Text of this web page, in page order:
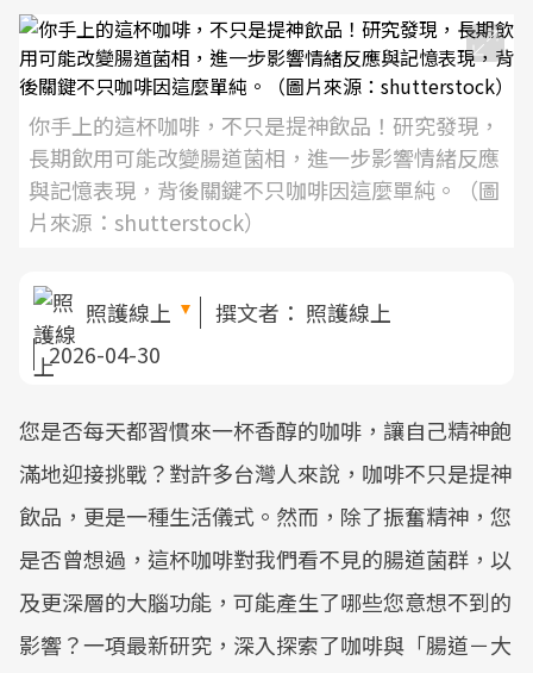
你手上的這杯咖啡，不只是提神飲品！研究發現，
長期飲用可能改變腸道菌相，進一步影響情緒反應
與記憶表現，背後關鍵不只咖啡因這麼單純。（圖
片來源：shutterstock）
照護線上 撰文者： 照護線上
2026-04-30
您是否每天都習慣來一杯香醇的咖啡，讓自己精神飽
滿地迎接挑戰？對許多台灣人來說，咖啡不只是提神
飲品，更是一種生活儀式。然而，除了振奮精神，您
是否曾想過，這杯咖啡對我們看不見的腸道菌群，以
及更深層的大腦功能，可能產生了哪些您意想不到的
影響？一項最新研究，深入探索了咖啡與「腸道－大